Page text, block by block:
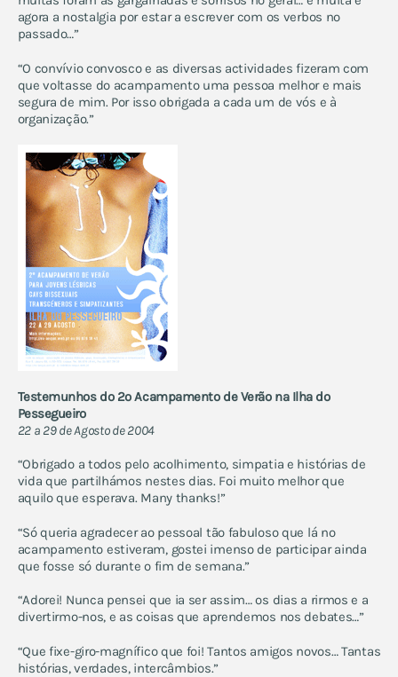
agora a nostalgia por estar a escrever com os verbos no
passado…”
“O convívio convosco e as diversas actividades fizeram com
que voltasse do acampamento uma pessoa melhor e mais
segura de mim. Por isso obrigada a cada um de vós e à
organização.”
Testemunhos do 2º Acampamento de Verão na Ilha do
Pessegueiro
22 a 29 de Agosto de 2004
“Obrigado a todos pelo acolhimento, simpatia e histórias de
vida que partilhámos nestes dias. Foi muito melhor que
aquilo que esperava. Many thanks!”
“Só queria agradecer ao pessoal tão fabuloso que lá no
acampamento estiveram, gostei imenso de participar ainda
que fosse só durante o fim de semana.”
“Adorei! Nunca pensei que ia ser assim… os dias a rirmos e a
divertirmo-nos, e as coisas que aprendemos nos debates…”
“Que fixe-giro-magnífico que foi! Tantos amigos novos… Tantas
histórias, verdades, intercâmbios.”